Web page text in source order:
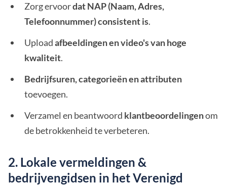
Zorg ervoordat NAP (Naam, Adres,
Telefoonnummer) consistent is.
Uploadafbeeldingen en video's van hoge
kwaliteit.
Bedrijfsuren, categorieën en attributen
toevoegen.
Verzamel en beantwoord klantbeoordelingenom
de betrokkenheid te verbeteren.
2. Lokale vermeldingen &
bedrijvengidsen in het Verenigd